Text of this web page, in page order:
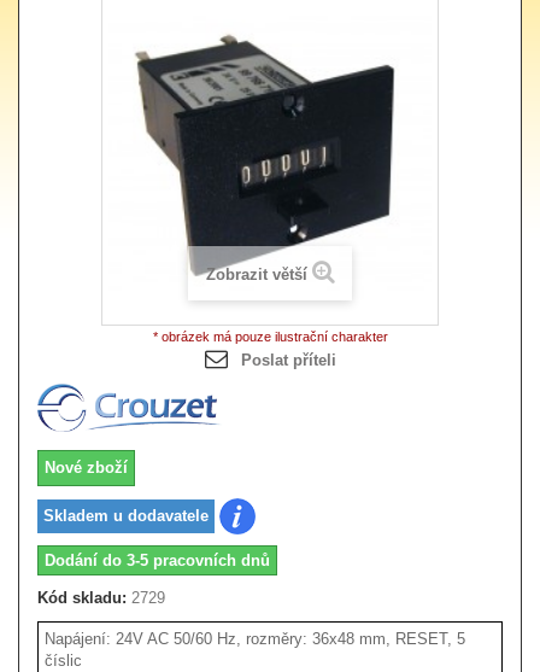
Zobrazit větší
* obrázek má pouze ilustrační charakter
Poslat příteli
Nové zboží
Skladem u dodavatele
Dodání do 3-5 pracovních dnů
Kód skladu: 2729
Napájení: 24V AC 50/60 Hz, rozměry: 36x48 mm, RESET, 5
číslic